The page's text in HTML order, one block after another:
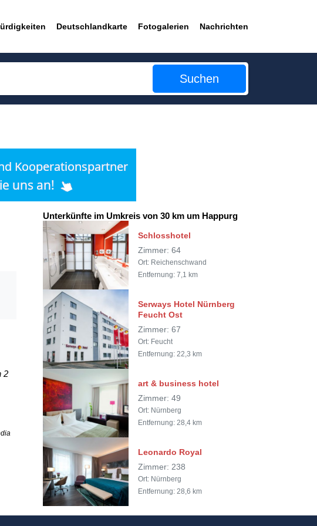
Deutschlandkarte Fotogalerien Nachrichten
Suchen
2
Unterkünfte im Umkreis von 30 km um Happurg
Schlosshotel
Zimmer: 64
Ort: Reichenschwand
Entfernung: 7,1 km
Serways Hotel Nürnberg
Feucht Ost
Zimmer: 67
Ort: Feucht
Entfernung: 22,3 km
art & business hotel
Zimmer: 49
Ort: Nürnberg
Entfernung: 28,4 km
Leonardo Royal
Zimmer: 238
Ort: Nürnberg
Entfernung: 28,6 km